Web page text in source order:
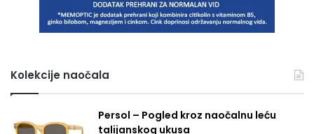
Kolekcije naočala
Persol – Pogled kroz naočalnu leću
talijanskog ukusa